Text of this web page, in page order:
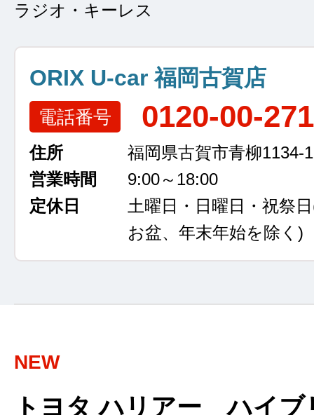
ラジオ・キーレス
ORIX U-car 福岡古賀店
電話番号 0120-00-
住所
福岡県古賀市青柳1134-1
営業時間
9:00～18:00
定休日
土曜日・日曜日・祝祭日
お盆、年末年始を除く)
NEW
トヨタ ハリアー ハイブ